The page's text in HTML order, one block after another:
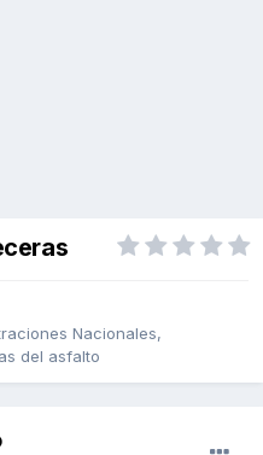
Nacionales,
del asfalto